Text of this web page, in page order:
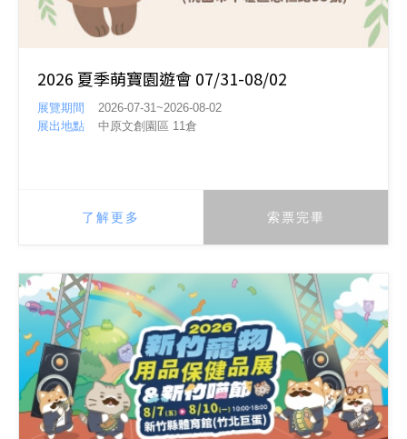
2026 夏季萌寶園遊會 07/31-08/02
展覽期間
2026-07-31~2026-08-02
展出地點
中原文創園區 11倉
了解更多 索票完畢